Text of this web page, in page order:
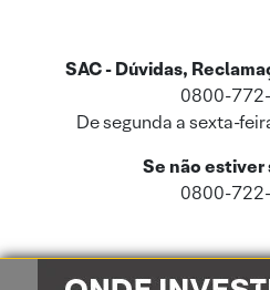
SAC - Dúvidas,
0800-
De segunda a sexta-
Se não
0800-
Este site usa cookies e dados pessoais